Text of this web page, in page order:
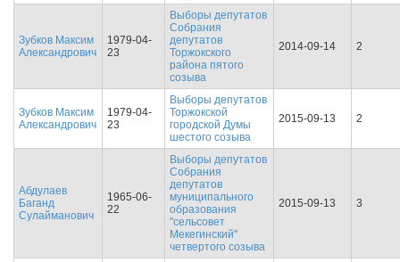
Зубков Максим
Александрович
1979-04-
23
Выборы депутатов
Собрания
депутатов
Торжокского
района пятого
созыва
2014-09-14 2
Зубков Максим
Александрович
1979-04-
23
Выборы депутатов
Торжокской
городской Думы
шестого созыва
2015-09-13 2
Абдулаев
Баганд
Сулайманович
1965-06-
22
Выборы депутатов
Собрания
депутатов
муниципального
образования
"сельсовет
Мекегинский"
четвертого созыва
2015-09-13 3